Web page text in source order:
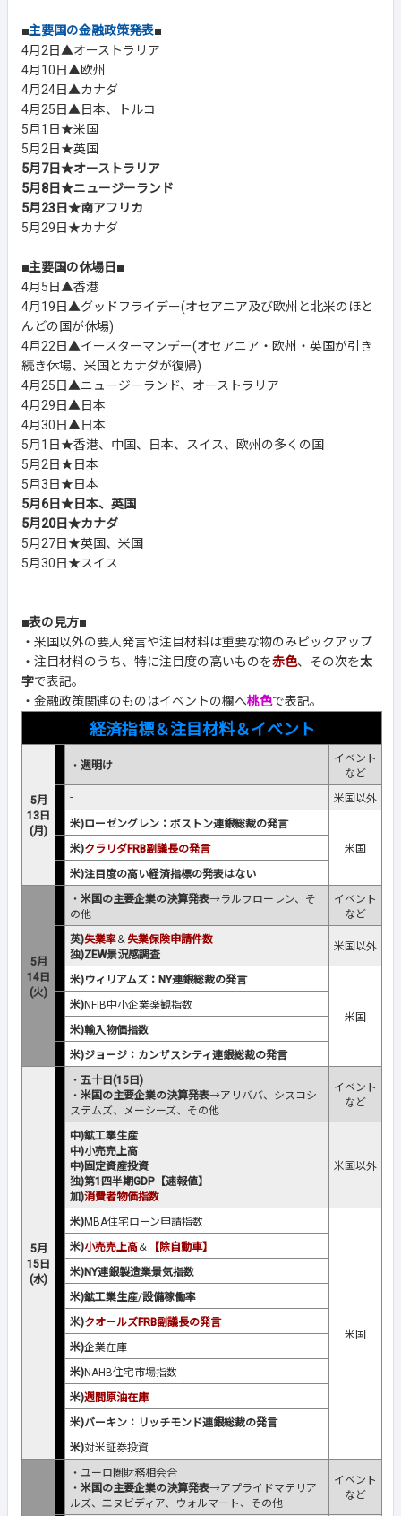
■主要国の金融政策発表■
4月2日▲オーストラリア
4月10日▲欧州
4月24日▲カナダ
4月25日▲日本、トルコ
5月1日★米国
5月2日★英国
5月7日★オーストラリア
5月8日★ニュージーランド
5月23日★南アフリカ
5月29日★カナダ
■主要国の休場日■
4月5日▲香港
4月19日▲グッドフライデー(オセアニア及び欧州と北米のほと
んどの国が休場)
4月22日▲イースターマンデー(オセアニア・欧州・英国が引き
続き休場、米国とカナダが復帰)
4月25日▲ニュージーランド、オーストラリア
4月29日▲日本
4月30日▲日本
5月1日★香港、中国、日本、スイス、欧州の多くの国
5月2日★日本
5月3日★日本
5月6日★日本、英国
5月20日★カナダ
5月27日★英国、米国
5月30日★スイス
■表の見方■
・米国以外の要人発言や注目材料は重要な物のみピックアップ
・注目材料のうち、特に注目度の高いものを赤色、その次を太
字で表記。
・金融政策関連のものはイベントの欄へ桃色で表記。
経済指標＆注目材料＆イベント
5月
13日
(月)
・ 週明け
イベント
など
-
米国以外
米)ローゼングレン：ボストン連銀総裁の発言
米国
米)クラリダFRB副議長の発言
米)注目度の高い経済指標の発表はない
5月
14日
(火)
・ 米国の主要企業の決算発表→ラルフローレン、そ
の他
イベント
など
英)失業率＆失業保険申請件数
独)ZEW景況感調査
米国以外
米)ウィリアムズ：NY連銀総裁の発言
米国
米)NFIB中小企業楽観指数
米)輸入物価指数
米)ジョージ：カンザスシティ連銀総裁の発言
5月
15日
(水)
・ 五十日(15日)
・ 米国の主要企業の決算発表→アリババ、シスコシ
ステムズ、メーシーズ、その他
イベント
など
中)鉱工業生産
中)小売売上高
中)固定資産投資
独)第1四半期GDP【速報値】
加)消費者物価指数
米国以外
米)MBA住宅ローン申請指数
米国
米)小売売上高＆
【除自動車】
米)NY連銀製造業景気指数
米)鉱工業生産/設備稼働率
米)クオールズFRB副議長の発言
米)企業在庫
米)NAHB住宅市場指数
米)週間原油在庫
米)バーキン：リッチモンド連銀総裁の発言
米)対米証券投資
・ユーロ圏財務相会合
・ 米国の主要企業の決算発表→アプライドマテリア
ルズ、エヌビディア、ウォルマート、その他
イベント
など